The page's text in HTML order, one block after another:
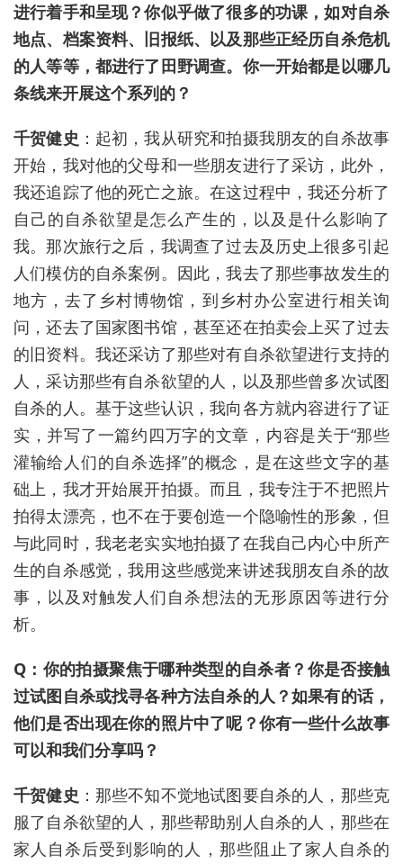
进行着手和呈现？你似乎做了很多的功课，如对自杀
地点、档案资料、旧报纸、以及那些正经历自杀危机
的人等等，都进行了田野调查。你一开始都是以哪几
条线来开展这个系列的？
千贺健史 ：起初，我从研究和拍摄我朋友的自杀故事
开始，我对他的父母和一些朋友进行了采访，此外，
我还追踪了他的死亡之旅。在这过程中，我还分析了
自己的自杀欲望是怎么产生的，以及是什么影响了
我。那次旅行之后，我调查了过去及历史上很多引起
人们模仿的自杀案例。因此，我去了那些事故发生的
地方，去了乡村博物馆，到乡村办公室进行相关询
问，还去了国家图书馆，甚至还在拍卖会上买了过去
的旧资料。我还采访了那些对有自杀欲望进行支持的
人，采访那些有自杀欲望的人，以及那些曾多次试图
自杀的人。基于这些认识，我向各方就内容进行了证
实，并写了一篇约四万字的文章，内容是关于“那些
灌输给人们的自杀选择”的概念，是在这些文字的基
础上，我才开始展开拍摄。而且，我专注于不把照片
拍得太漂亮，也不在于要创造一个隐喻性的形象，但
与此同时，我老老实实地拍摄了在我自己内心中所产
生的自杀感觉，我用这些感觉来讲述我朋友自杀的故
事，以及对触发人们自杀想法的无形原因等进行分
析。
Q：你的拍摄聚焦于哪种类型的自杀者？你是否接触
过试图自杀或找寻各种方法自杀的人？如果有的话，
他们是否出现在你的照片中了呢？你有一些什么故事
可以和我们分享吗？
千贺健史 ：那些不知不觉地试图要自杀的人，那些克
服了自杀欲望的人，那些帮助别人自杀的人，那些在
家人自杀后受到影响的人，那些阻止了家人自杀的